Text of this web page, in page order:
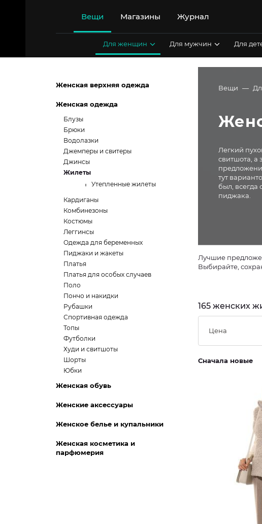
Вещи Магазины Журнал
Для женщин Для мужчин Для
Вещи
Легкий
свитшота, а
тут
был, всегда
пиджака.
Лучшие
Выбирайте,
165 женских
Цена
Сначала новые
Женская верхняя одежда
Женская одежда
Блузы
Брюки
Водолазки
Джемперы и свитеры
Джинсы
Жилеты
Утепленные жилеты
Кардиганы
Комбинезоны
Костюмы
Леггинсы
Одежда для беременных
Пиджаки и жакеты
Платья
Платья для особых случаев
Поло
Пончо и накидки
Рубашки
Спортивная одежда
Топы
Футболки
Худи и свитшоты
Шорты
Юбки
Женская обувь
Женские аксессуары
Женское белье и купальники
Женская косметика и
парфюмерия